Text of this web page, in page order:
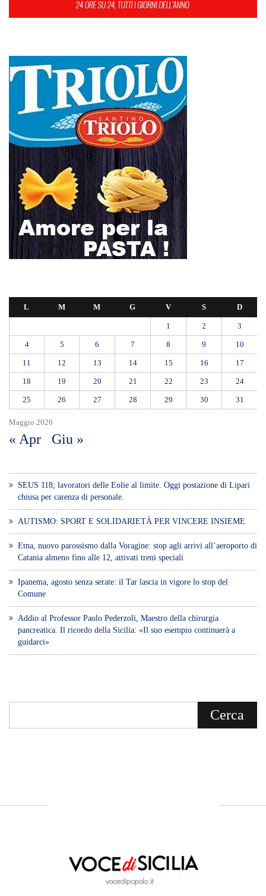
Maggio 2026
L M M G V S D
1 2 3
4 5 6 7 8 9 10
11 12 13 14 15 16 17
18 19 20 21 22 23 24
25 26 27 28 29 30 31
« Apr Giu »
SEUS 118, lavoratori delle Eolie al limite. Oggi postazione di Lipari
chiusa per carenza di personale.
AUTISMO: SPORT E SOLIDARIETÀ PER VINCERE INSIEME
Etna, nuovo parossismo dalla Voragine: stop agli arrivi all’aeroporto di
Catania almeno fino alle 12, attivati treni speciali
Ipanema, agosto senza serate: il Tar lascia in vigore lo stop del
Comune
Addio al Professor Paolo Pederzoli, Maestro della chirurgia
pancreatica. Il ricordo della Sicilia: «Il suo esempio continuerà a
guidarci»